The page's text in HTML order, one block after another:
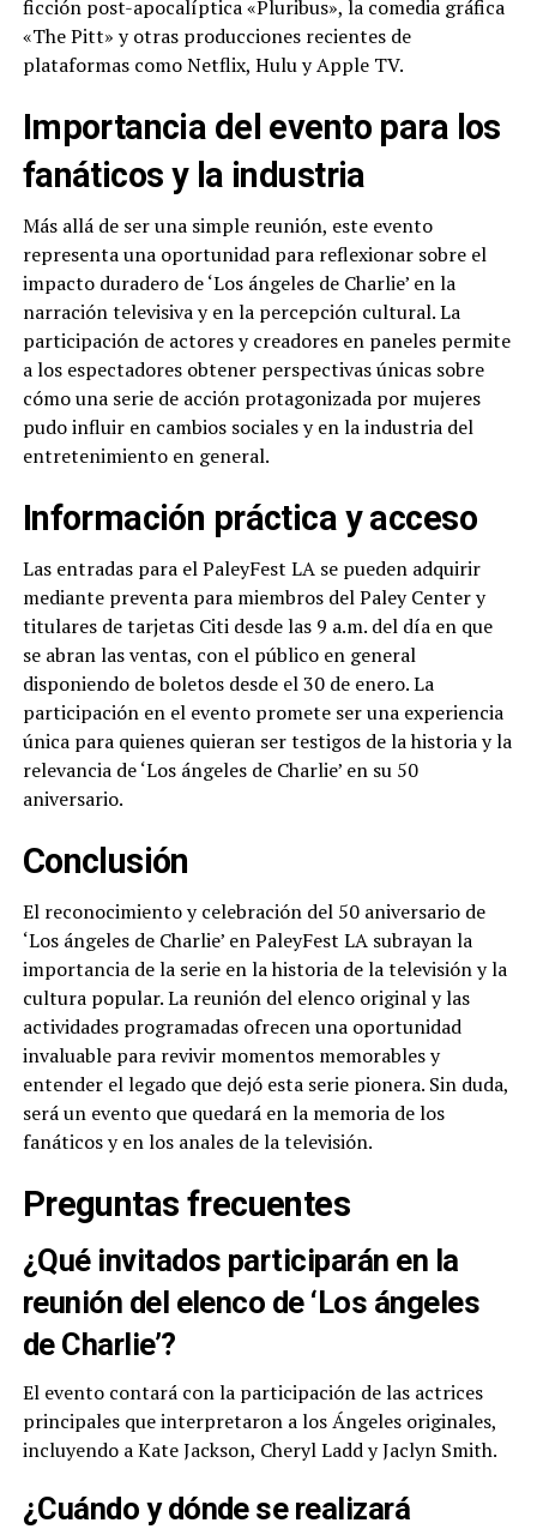
ficción post-apocalíptica «Pluribus», la comedia gráfica
«The Pitt» y otras producciones recientes de
plataformas como Netflix, Hulu y Apple TV.
Importancia del evento para los
fanáticos y la industria
Más allá de ser una simple reunión, este evento
representa una oportunidad para reflexionar sobre el
impacto duradero de ‘Los ángeles de Charlie’ en la
narración televisiva y en la percepción cultural. La
participación de actores y creadores en paneles permite
a los espectadores obtener perspectivas únicas sobre
cómo una serie de acción protagonizada por mujeres
pudo influir en cambios sociales y en la industria del
entretenimiento en general.
Información práctica y acceso
Las entradas para el PaleyFest LA se pueden adquirir
mediante preventa para miembros del Paley Center y
titulares de tarjetas Citi desde las 9 a.m. del día en que
se abran las ventas, con el público en general
disponiendo de boletos desde el 30 de enero. La
participación en el evento promete ser una experiencia
única para quienes quieran ser testigos de la historia y la
relevancia de ‘Los ángeles de Charlie’ en su 50
aniversario.
Conclusión
El reconocimiento y celebración del 50 aniversario de
‘Los ángeles de Charlie’ en PaleyFest LA subrayan la
importancia de la serie en la historia de la televisión y la
cultura popular. La reunión del elenco original y las
actividades programadas ofrecen una oportunidad
invaluable para revivir momentos memorables y
entender el legado que dejó esta serie pionera. Sin duda,
será un evento que quedará en la memoria de los
fanáticos y en los anales de la televisión.
Preguntas frecuentes
¿Qué invitados participarán en la
reunión del elenco de ‘Los ángeles
de Charlie’?
El evento contará con la participación de las actrices
principales que interpretaron a los Ángeles originales,
incluyendo a Kate Jackson, Cheryl Ladd y Jaclyn Smith.
¿Cuándo y dónde se realizará